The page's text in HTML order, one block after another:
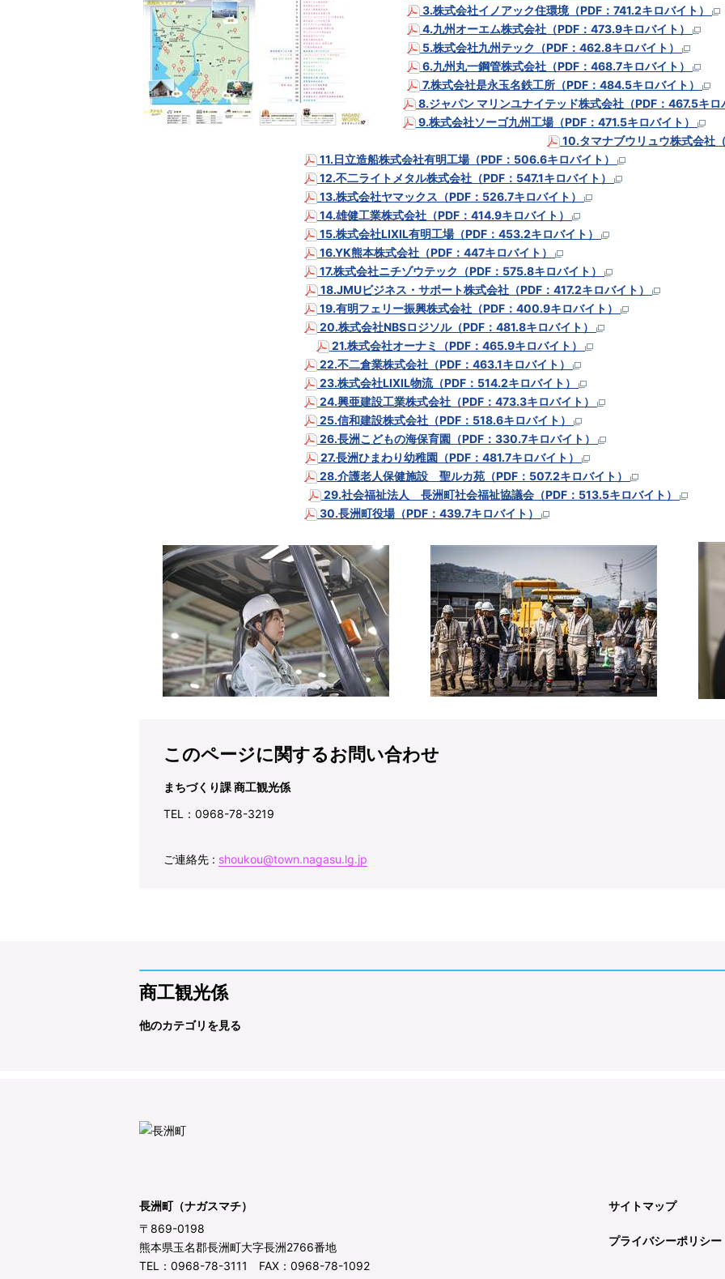
3.株式会社イノアック住環境（PDF：741.2キロバイト）
4.九州オーエム株式会社（PDF：473.9キロバイト）
5.株式会社九州テック（PDF：462.8キロバイト）
6.九州丸一鋼管株式会社（PDF：468.7キロバイト）
7.株式会社是永玉名鉄工所（PDF：484.5キロバイト）
8.ジャパン マリンユナイテッド株式会社（PDF：467.5キ
9.株式会社ソーゴ九州工場（PDF：471.5キロバイト）
10.タマナブウリュウ株式会社
11.日立造船株式会社有明工場（PDF：506.6キロバイト）
12.不二ライトメタル株式会社（PDF：547.1キロバイト）
13.株式会社ヤマックス（PDF：526.7キロバイト）
14.雄健工業株式会社（PDF：414.9キロバイト）
15.株式会社LIXIL有明工場（PDF：453.2キロバイト）
16.YK熊本株式会社（PDF：447キロバイト）
17.株式会社ニチゾウテック（PDF：575.8キロバイト）
18.JMUビジネス・サポート株式会社（PDF：417.2キロバイト）
19.有明フェリー振興株式会社（PDF：400.9キロバイト）
20.株式会社NBSロジソル（PDF：481.8キロバイト）
21.株式会社オーナミ（PDF：465.9キロバイト）
22.不二倉業株式会社（PDF：463.1キロバイト）
23.株式会社LIXIL物流（PDF：514.2キロバイト）
24.興亜建設工業株式会社（PDF：473.3キロバイト）
25.信和建設株式会社（PDF：518.6キロバイト）
26.長洲こどもの海保育園（PDF：330.7キロバイト）
27.長洲ひまわり幼稚園（PDF：481.7キロバイト）
28.介護老人保健施設 聖ルカ苑（PDF：507.2キロバイト）
29.社会福祉法人 長洲町社会福祉協議会（PDF：513.5キロバイト）
30.長洲町役場（PDF：439.7キロバイト）
このページに関するお問い合わせ
まちづくり課 商工観光係
TEL：0968-78-3219
ご連絡先 : shoukou@town.nagasu.lg.jp
商工観光係
他のカテゴリを見る
長洲町（ナガスマチ）
〒869-0198
熊本県玉名郡長洲町大字長洲2766番地
TEL：0968-78-3111 FAX：0968-78-1092
サイトマップ
プライバシーポリシー